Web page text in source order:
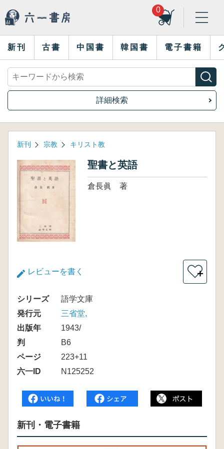
0
新刊 古書 中国書 韓国書 電子書籍
詳細検索
新刊 宗教 キリスト教
聖書と英語
倉長眞 著
レビューを書く ＋
シリーズ
語学文庫
発行元
三省堂,
出版年
1943/
判
B6
ページ
223+11
六一ID
N125252
新刊・電子書籍